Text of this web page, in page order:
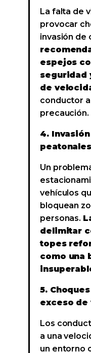
La falta de
provocar
invasión de
espejos
seguridad
de
conductor
precaución.
4.
Un
vehículos
bloquean
personas.
delimitar
topes
como una
5.
exceso de
Los
a una
un entorno